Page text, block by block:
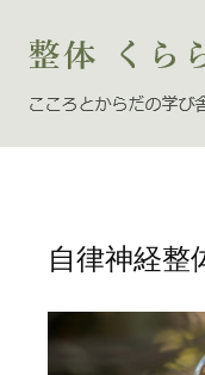
自律神経整